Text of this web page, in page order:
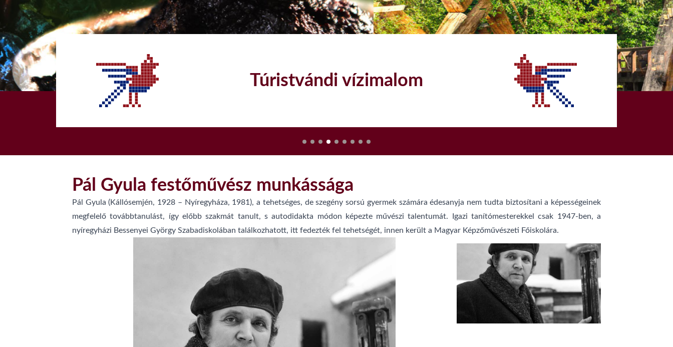
Túristvándi vízimalom
Pál Gyula festőművész munkássága
Pál Gyula (Kállósemjén, 1928 – Nyíregyháza, 1981), a tehetséges, de szegény sorsú gyermek számára édesanyja nem tudta biztosítani a képességeinek
megfelelő továbbtanulást, így előbb szakmát tanult, s autodidakta módon képezte művészi talentumát. Igazi tanítómesterekkel csak 1947-ben, a
nyíregyházi Bessenyei György Szabadiskolában találkozhatott, itt fedezték fel tehetségét, innen került a Magyar Képzőművészeti Főiskolára.